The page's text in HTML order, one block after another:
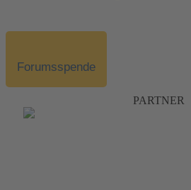
Forumsspende
PARTNER